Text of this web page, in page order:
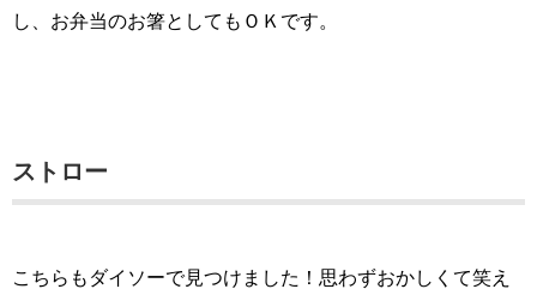
し、お弁当のお箸としてもＯＫです。
ストロー
こちらもダイソーで見つけました！思わずおかしくて笑え